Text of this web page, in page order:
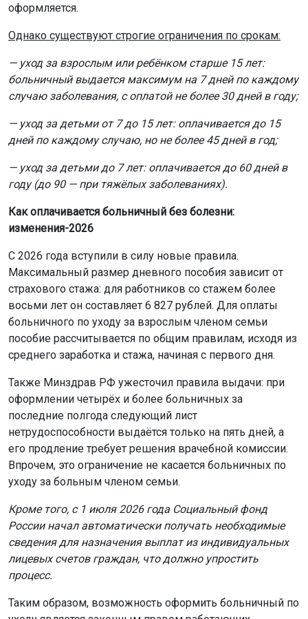
оформляется.
Однако существуют строгие ограничения по срокам:
— уход за взрослым или ребёнком старше 15 лет:
больничный выдается максимум на 7 дней по каждому
случаю заболевания, с оплатой не более 30 дней в году;
— уход за детьми от 7 до 15 лет: оплачивается до 15
дней по каждому случаю, но не более 45 дней в год;
— уход за детьми до 7 лет: оплачивается до 60 дней в
году (до 90 — при тяжёлых заболеваниях).
Как оплачивается больничный без болезни:
изменения-2026
С 2026 года вступили в силу новые правила.
Максимальный размер дневного пособия зависит от
страхового стажа: для работников со стажем более
восьми лет он составляет 6 827 рублей. Для оплаты
больничного по уходу за взрослым членом семьи
пособие рассчитывается по общим правилам, исходя из
среднего заработка и стажа, начиная с первого дня.
Также Минздрав РФ ужесточил правила выдачи: при
оформлении четырёх и более больничных за
последние полгода следующий лист
нетрудоспособности выдаётся только на пять дней, а
его продление требует решения врачебной комиссии.
Впрочем, это ограничение не касается больничных по
уходу за больным членом семьи.
Кроме того, с 1 июля 2026 года Социальный фонд
России начал автоматически получать необходимые
сведения для назначения выплат из индивидуальных
лицевых счетов граждан, что должно упростить
процесс.
Таким образом, возможность оформить больничный по